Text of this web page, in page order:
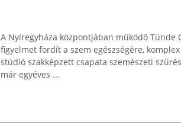
A Nyíregyháza központjában működő Tünde
figyelmet fordít a szem egészségére,
stúdió szakképzett csapata szemészeti
már egyéves ...